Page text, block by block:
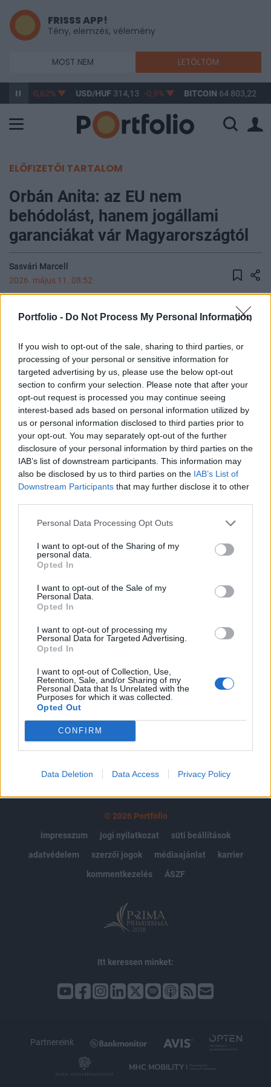
Portfolio - Do Not Process My Personal Information
If you wish to opt-out of the sale, sharing to third parties, or
processing of your personal or sensitive information for
targeted advertising by us, please use the below opt-out
section to confirm your selection. Please note that after your
opt-out request is processed you may continue seeing
interest-based ads based on personal information utilized by
us or personal information disclosed to third parties prior to
your opt-out. You may separately opt-out of the further
disclosure of your personal information by third parties on the
IAB’s list of downstream participants. This information may
also be disclosed by us to third parties on the IAB’s List of
Downstream Participants that may further disclose it to other
Personal Data Processing Opt Outs
I want to opt-out of the Sharing of my
personal data.
Opted In
I want to opt-out of the Sale of my
Personal Data.
Opted In
I want to opt-out of processing my
Personal Data for Targeted Advertising.
Opted In
I want to opt-out of Collection, Use,
Retention, Sale, and/or Sharing of my
Personal Data that Is Unrelated with the
Purposes for which it was collected.
Opted Out
CONFIRM
Data Deletion Data Access Privacy Policy
FRISSS APP!
Tény, elemzés, vélemény
MOST NEM LETÖLTÖM
-0,62% USD/HUF 314,13 -0,9% BITCOIN 64 803,22
ELŐFIZETŐI TARTALOM
Orbán Anita: az EU nem
behódolást, hanem jogállami
garanciákat vár Magyarországtól
Sasvári Marcell
2026. május 11. 08:52
Hétfőn reggel az elsők között hallgatják meg az
mint leendő külügyminisztert. Cikkünkben élőben
tudósítunk az elhangzottakról.
Back to Europe 2026Az áprilisi választások után
visszakerült az európai térképre Magyarország, a kormány
kiemelt célja az uniós források hazahozatala, illetve
hosszabb távon az euró bevezetése. Milyen utat kell
bejárnia Magyarországnak addig és mekkora lökést
adhatnak az uniós pénzek a gazdaságnak? Ezzel a
kérdéssel foglalkozik a Portfolio konferenciája, mely
szakértőkkel...
KEDVES OLVASÓNK!
A keresett cikk a portfolio.hu hírarchívumához
tartozik, melynek olvasása előfizetéses
Az előfizetés a következőket tartalmazza:
Kötéslisták: BÉT elmúlt 2 év napon belüli
kötéslistái
Előfizetés
MÁR ELŐFIZETŐNK VAGY?BEJELENTKEZÉS
© 2026 Portfolio
impresszum
jogi nyilatkozat
süti beállítások
adatvédelem
szerzői jogok médiaajánlat
karrier
kommentkezelés
ÁSZF
Itt keressen minket:
Partnereink